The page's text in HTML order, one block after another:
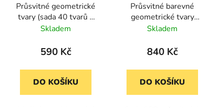
Průsvitné geometrické
tvary (sada 40 tvarů a
12 karet s aktivitami)
Skladem
590 Kč
DO KOŠÍKU
Průsvitné barevné
geometrické tvary
TickiT (180 ks)
Skladem
840 Kč
DO KOŠÍKU